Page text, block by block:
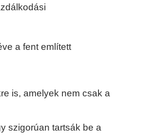
a fent említett
is, amelyek nem csak a
szigorúan tartsák be a